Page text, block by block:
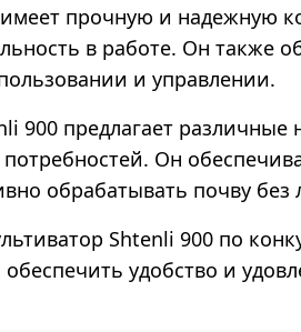
прочную и надежную
в работе. Он также
и управлении.
900 предлагает
Он
обрабатывать почву
Shtenli 900 по
обеспечить удобство и